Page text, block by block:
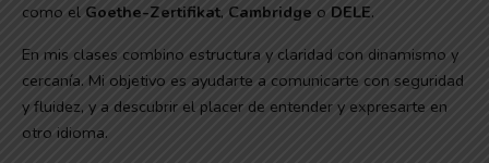
como el Goethe-Zertifikat, Cambridge o DELE.
En mis clases combino estructura y claridad con dinamismo y
cercanía. Mi objetivo es ayudarte a comunicarte con seguridad
y fluidez, y a descubrir el placer de entender y expresarte en
otro idioma.